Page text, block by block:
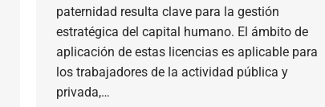
paternidad resulta clave para la gestión
estratégica del capital humano. El ámbito de
aplicación de estas licencias es aplicable para
los trabajadores de la actividad pública y
privada,…